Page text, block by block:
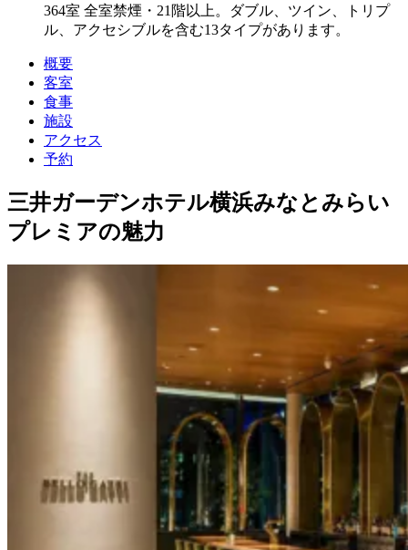
364室 全室禁煙・21階以上。ダブル、ツイン、トリプ
ル、アクセシブルを含む13タイプがあります。
概要
客室
食事
施設
アクセス
予約
三井ガーデンホテル横浜みなとみらい
プレミアの魅力